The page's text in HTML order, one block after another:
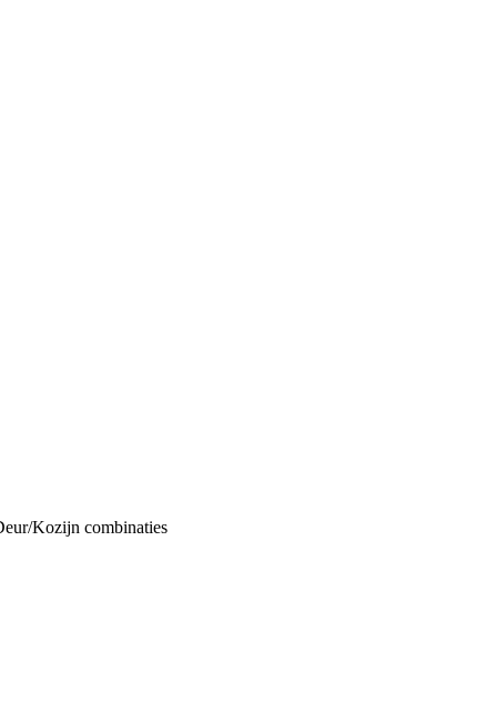
Kozijn combinaties